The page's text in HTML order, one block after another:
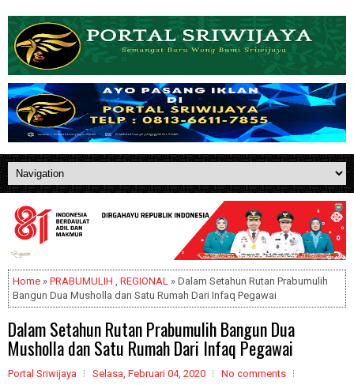
Home » PRABUMULIH , REGIONAL » Dalam Setahun Rutan Prabumulih
Bangun Dua Musholla dan Satu Rumah Dari Infaq Pegawai
Dalam Setahun Rutan Prabumulih Bangun Dua
Musholla dan Satu Rumah Dari Infaq Pegawai
Portal Sriwijaya Selasa, Februari 04, 2020 No comments